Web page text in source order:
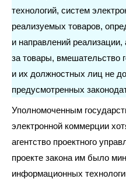
технологий, систем
реализуемых товаров,
и направлений
за товары, вмешательство
и их должностных лиц не
предусмотренных
Уполномоченным
электронной коммерции
агентство проектного
проекте закона им было м
информационных